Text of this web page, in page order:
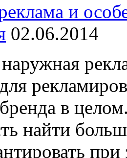
и
02.06.2014
в
найти